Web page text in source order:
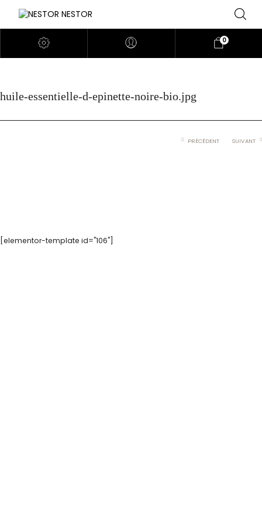
0
huile-essentielle-d-epinette-noire-bio.jpg
PRÉCÉDENT SUIVANT
[elementor-template id="106"]